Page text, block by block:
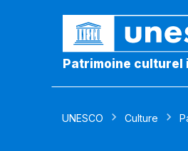
Patrimoine culturel
UNESCO Culture